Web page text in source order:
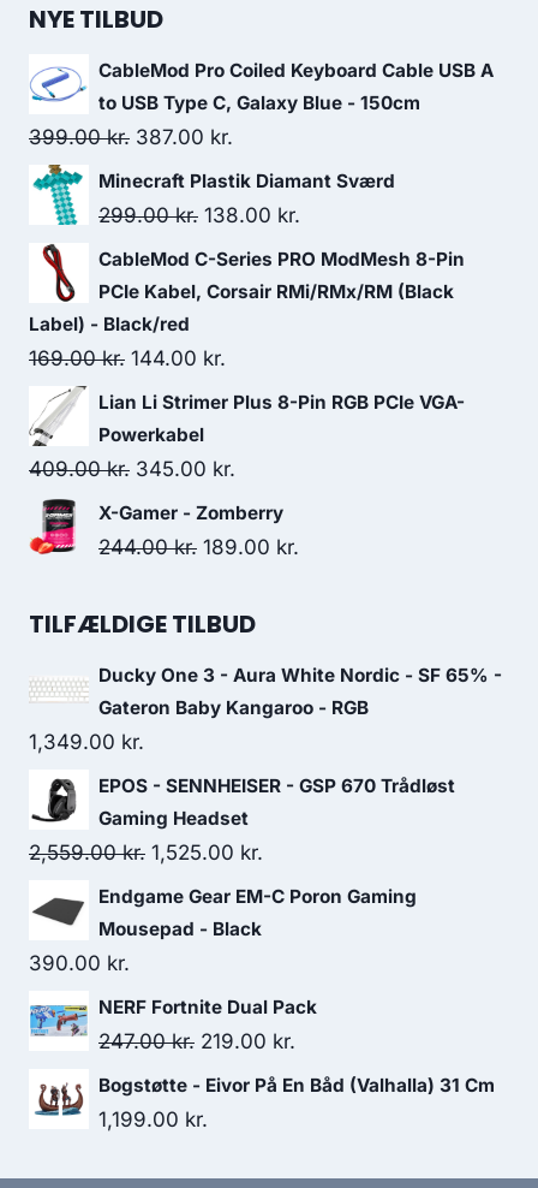
was:
NYE TILBUD
CableMod Pro Coiled Keyboard Cable USB A
to USB Type C, Galaxy Blue - 150cm
399.00kr. Original
price
was:
387.00 kr.
price
is:
Minecraft Plastik Diamant Sværd
299.00kr. Original
price
was:
138.00 kr.
price
is:
CableMod C-Series PRO ModMesh 8-Pin
PCIe Kabel, Corsair RMi/RMx/RM (Black
Label) - Black/red
169.00kr. Original
price
was:
169.00 kr..
144.00 kr.
price
144.00 kr..
Lian Li Strimer Plus 8-Pin RGB PCIe VGA-
Powerkabel
409.00kr. Original
price
was:
345.00 kr.
price
is:
X-Gamer - Zomberry
244.00kr. Original
was:
189.00 kr.
TILFÆLDIGE TILBUD
Ducky One 3 - Aura White Nordic - SF 65% -
Gateron Baby Kangaroo - RGB
1,349.00 kr.
EPOS - SENNHEISER - GSP 670 Trådløst
Gaming Headset
2,559.00kr. Original
price
was:
1,525.00 kr.
price
Endgame Gear EM-C Poron Gaming
Mousepad - Black
390.00 kr.
NERF Fortnite Dual Pack
247.00kr. Original
price
was:
219.00 kr.
price
Bogstøtte - Eivor På En Båd (Valhalla) 31 Cm
1,199.00 kr.